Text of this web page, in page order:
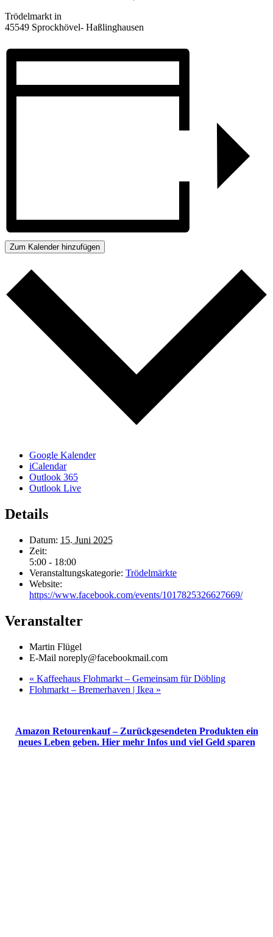
Trödelmarkt in
45549 Sprockhövel- Haßlinghausen
Zum Kalender hinzufügen
Google Kalender
iCalendar
Outlook 365
Outlook Live
Details
Datum: 15. Juni 2025
Zeit:
5:00 - 18:00
Veranstaltungskategorie: Trödelmärkte
Website:
https://www.facebook.com/events/1017825326627669/
Veranstalter
Martin Flügel
E-Mail noreply@facebookmail.com
« Kaffeehaus Flohmarkt – Gemeinsam für Döbling
Flohmarkt – Bremerhaven | Ikea »
Amazon Retourenkauf – Zurückgesendeten Produkten ein
neues Leben geben. Hier mehr Infos und viel Geld sparen